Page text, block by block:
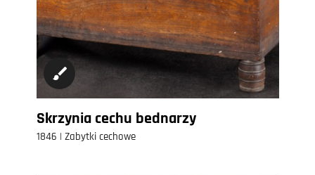
Skrzynia cechu bednarzy
1846 | Zabytki cechowe